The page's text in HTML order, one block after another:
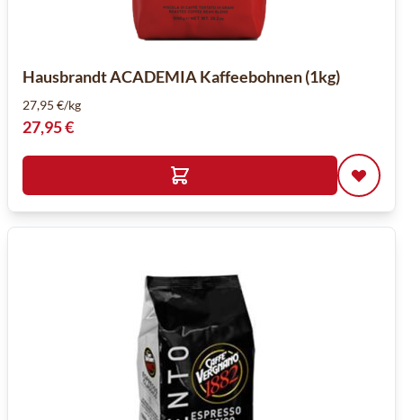
Hausbrandt ACADEMIA Kaffeebohnen (1kg)
27,95 €/kg
27,95 €